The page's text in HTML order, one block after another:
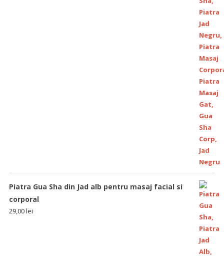
Piatra Gua Sha din Jad alb pentru masaj facial si
corporal
29,00lei